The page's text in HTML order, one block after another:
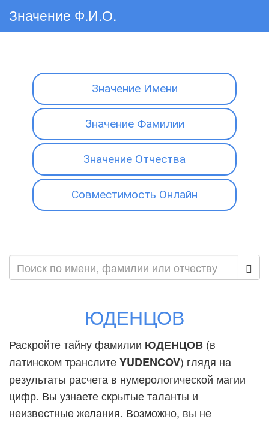
Значение Ф.И.О.
Значение Имени
Значение Фамилии
Значение Отчества
Совместимость Онлайн
ЮДЕНЦОВ
Раскройте тайну фамилии ЮДЕНЦОВ (в
латинском транслитеYUDENCOV) глядя на
результаты расчета в нумерологической магии
цифр. Вы узнаете скрытые таланты и
неизвестные желания. Возможно, вы не